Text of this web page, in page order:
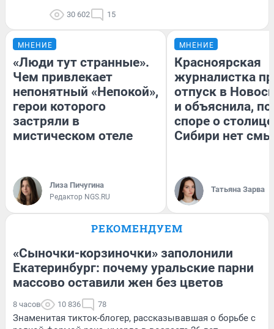
30 602 15
МНЕНИЕ
«Люди тут странные».
Чем привлекает
непонятный «Непокой»,
герои которого
застряли в
мистическом отеле
Лиза Пичугина
Редактор NGS.RU
МНЕНИЕ
Красноярская
журналистка
отпуск в
и объяснила,
споре о столице
Сибири нет
Татьяна Зарва
РЕКОМЕНДУЕМ
«Сыночки-корзиночки» заполонили
Екатеринбург: почему уральские парни
массово оставили жен без цветов
8 часов 10 836 78
Знаменитая тикток-блогер, рассказывавшая о борьбе с